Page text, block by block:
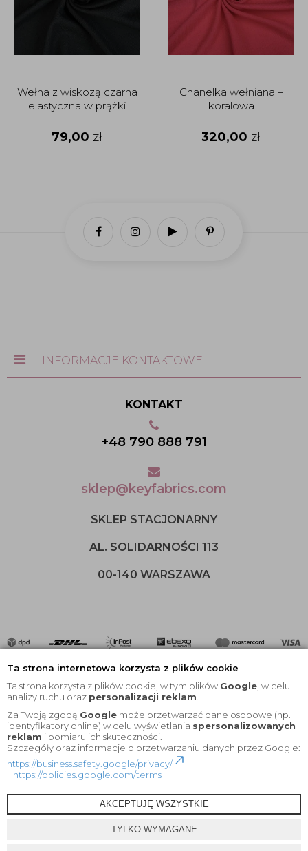
Ta strona internetowa korzysta z plików cookie
Ta strona korzysta z plików cookie, w tym plików Google , w celu
analizy ruchu oraz personalizacji reklam
Za Twoją zgodą Google może przetwarzać dane osobowe (np.
identyfikatory online) w celu wyświetlania spersonalizowanych
reklam i pomiaru ich skuteczności.
Szczegóły oraz informacje o przetwarzaniu danych przez Google:
https://business.safety.google/privacy/
| https://policies.google.com/terms
AKCEPTUJĘ WSZYSTKIE
TYLKO WYMAGANE
Wełna z wiskozą czarna
elastyczna w prążki
79,00 zł
Chanelka wełniana –
koralowa
320,00 zł
INFORMACJE KONTAKTOWE
KONTAKT
+48 790 888 791
sklep@keyfabrics.com
SKLEP STACJONARNY
AL. SOLIDARNOŚCI 113
00-140 WARSZAWA
2020 © Wszelkie Prawa Zastrzeżone |KEYfabrics
Projekt i oprogramowanie sklepu: